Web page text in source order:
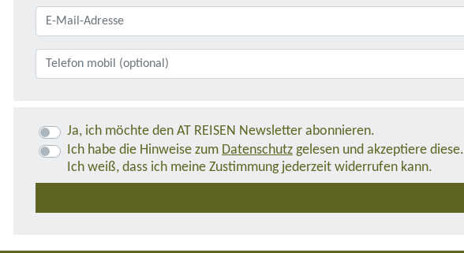
Ja, ich möchte den AT REISEN Newsletter abonnieren.
Ich habe die Hinweise zum Datenschutz gelesen und akzeptiere diese.
Ich weiß, dass ich meine Zustimmung jederzeit widerrufen kann.